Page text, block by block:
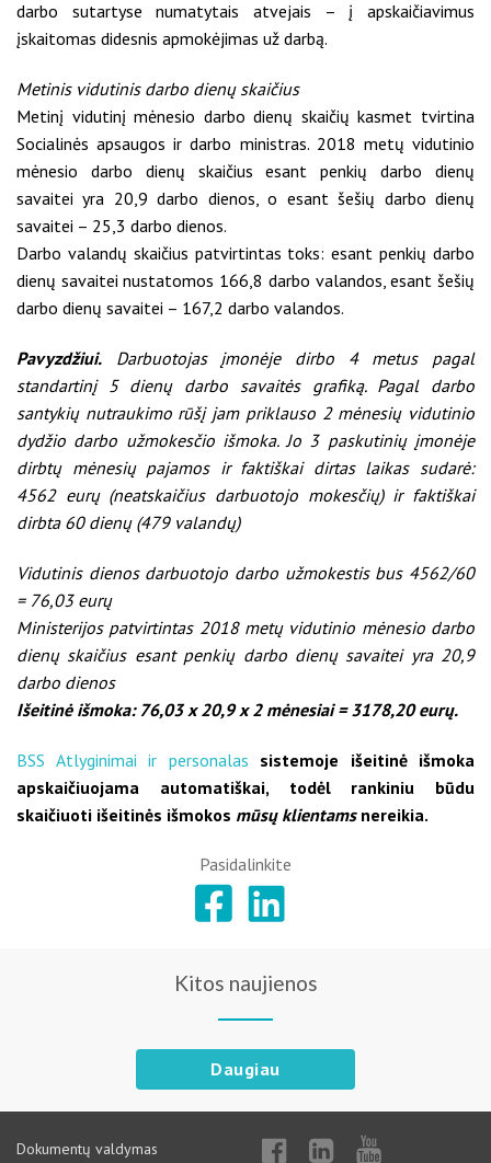
darbo sutartyse numatytais atvejais – į apskaičiavimus
įskaitomas didesnis apmokėjimas už darbą.
Metinis vidutinis darbo dienų skaičius
Metinį vidutinį mėnesio darbo dienų skaičių kasmet tvirtina
Socialinės apsaugos ir darbo ministras. 2018 metų vidutinio
mėnesio darbo dienų skaičius esant penkių darbo dienų
savaitei yra 20,9 darbo dienos, o esant šešių darbo dienų
savaitei – 25,3 darbo dienos.
Darbo valandų skaičius patvirtintas toks: esant penkių darbo
dienų savaitei nustatomos 166,8 darbo valandos, esant šešių
darbo dienų savaitei – 167,2 darbo valandos.
Pavyzdžiui. Darbuotojas įmonėje dirbo 4 metus pagal
standartinį 5 dienų darbo savaitės grafiką. Pagal darbo
santykių nutraukimo rūšį jam priklauso 2 mėnesių vidutinio
dydžio darbo užmokesčio išmoka. Jo 3 paskutinių įmonėje
dirbtų mėnesių pajamos ir faktiškai dirtas laikas sudarė:
4562 eurų (neatskaičius darbuotojo mokesčių) ir faktiškai
dirbta 60 dienų (479 valandų)
Vidutinis dienos darbuotojo darbo užmokestis bus 4562/60
= 76,03 eurų
Ministerijos patvirtintas 2018 metų vidutinio mėnesio darbo
dienų skaičius esant penkių darbo dienų savaitei yra 20,9
darbo dienos
Išeitinė išmoka: 76,03 x 20,9 x 2 mėnesiai = 3178,20 eurų.
BSS Atlyginimai ir personalas sistemoje išeitinė išmoka
apskaičiuojama automatiškai, todėl rankiniu būdu
skaičiuoti išeitinės išmokos mūsų klientamsnereikia.
Pasidalinkite
Kitos naujienos
Daugiau
Dokumentų valdymas